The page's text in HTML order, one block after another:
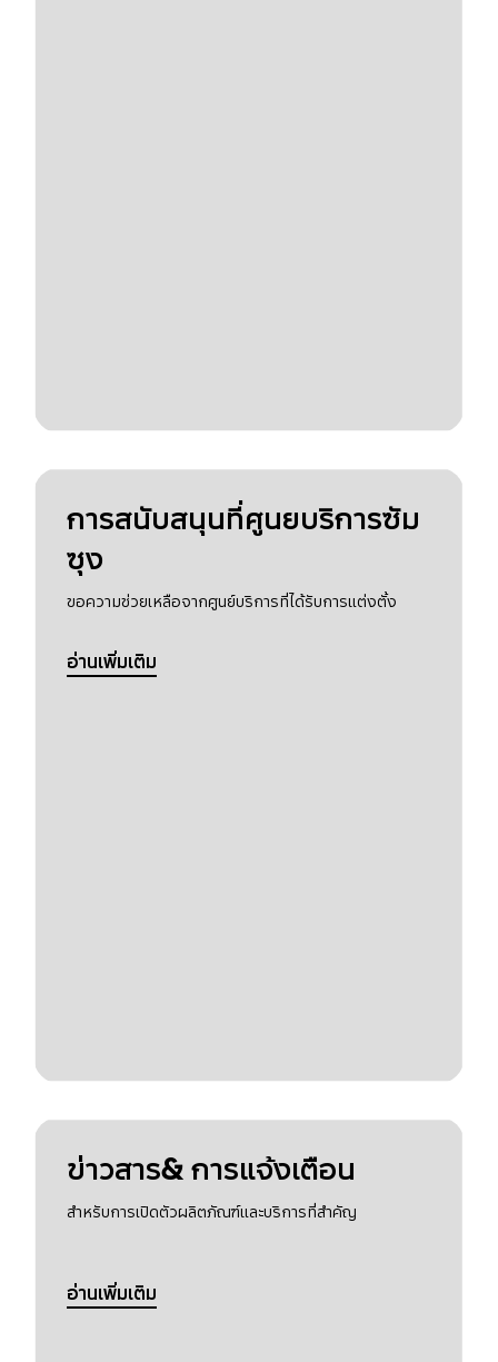
การสนับสนุนที่ศูนยบริการซัม
ซุง
ขอความช่วยเหลือจากศูนย์บริการที่ได้รับการแต่งตั้ง
อ่านเพิ่มเติม
ข่าวสาร& การแจ้งเตือน
สำหรับการเปิดตัวผลิตภัณฑ์และบริการที่สำคัญ
อ่านเพิ่มเติม